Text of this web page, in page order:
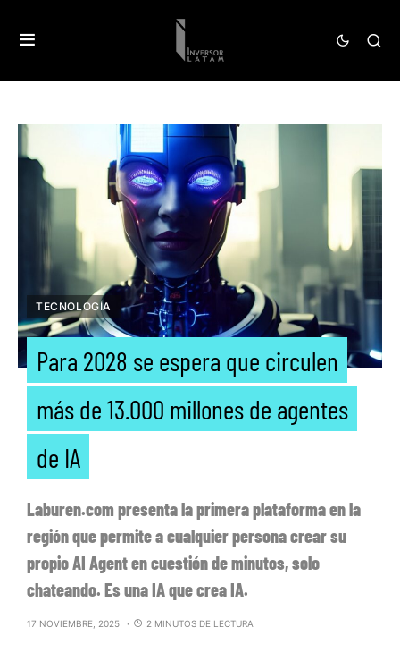
TECNOLOGÍA
Para 2028 se espera que circulen
más de 13.000 millones de agentes
de IA
Laburen.com presenta la primera plataforma en la
región que permite a cualquier persona crear su
propio AI Agent en cuestión de minutos, solo
chateando. Es una IA que crea IA.
17 NOVIEMBRE, 2025 2 MINUTOS DE LECTURA